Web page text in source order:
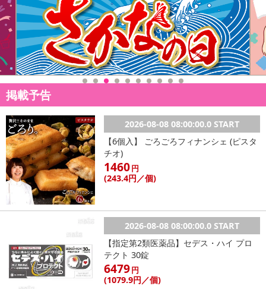
掲載予告
2026-08-08 08:00:00.0 START
【6個入】 ごろごろフィナンシェ (ピスタ
チオ)
1460円
(243.4円 ／個)
2026-08-08 08:00:00.0 START
【指定第2類医薬品】セデス・ハイ プロ
テクト 30錠
6479円
(1079.9円 ／個)